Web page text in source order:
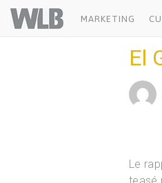
Welovebuzz
MARKETING
El
Le